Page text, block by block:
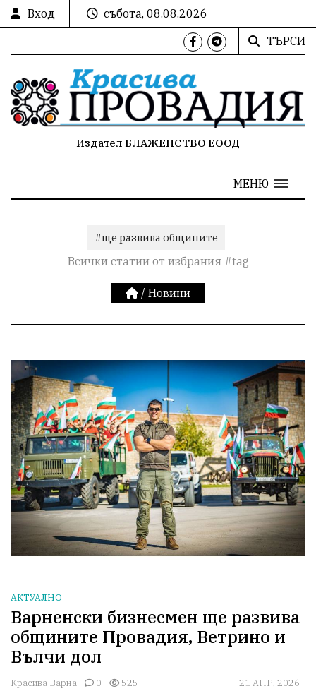
Вход
събота, 08.08.2026
ТЪРСИ
Издател БЛАЖЕНСТВО ЕООД
МЕНЮ
#ще развива общините
Всички статии от избрания #tag
/ Новини
АКТУАЛНО
Варненски бизнесмен ще развива
общините Провадия, Ветрино и
Вълчи дол
Красива Варна 0 525 21 АПР, 2026